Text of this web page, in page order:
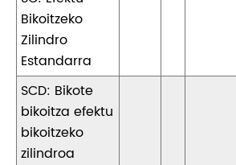
Bikoitzeko
Zilindro
Estandarra
SCD: Bikote
bikoitza efektu
bikoitzeko
zilindroa